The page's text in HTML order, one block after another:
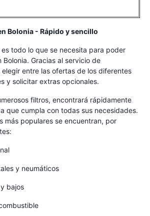
Bolonia - Rápido y sencillo
todo lo que se necesita para poder
Bolonia. Gracias al servicio de
elegir entre las ofertas de los diferentes
y solicitar extras opcionales.
filtros, encontrará rápidamente
que cumpla con todas sus necesidades.
más populares se encuentran, por
y neumáticos
bajos